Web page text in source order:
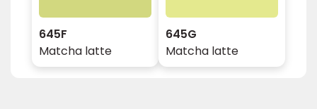
645F
Matcha latte
645G
Matcha latte